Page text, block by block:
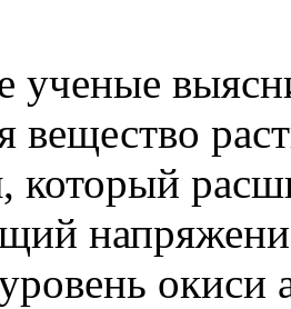
ученые
вещество
который
окиси